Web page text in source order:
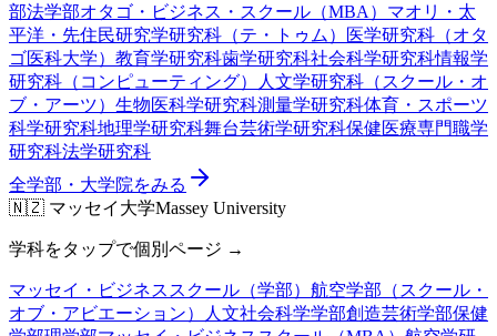
部法学部オタゴ・ビジネス・スクール（MBA） マオリ・太
平洋・先住民研究学研究科（テ・トゥム）
医学研究科（オタ
ゴ医科大学） 教育学研究科歯学研究科社会科学研究科情報学
研究科（コンピューティング）
人文学研究科（スクール・オ
ブ・アーツ） 生物医科学研究科測量学研究科体育・スポーツ
科学研究科地理学研究科舞台芸術学研究科保健医療専門職学
研究科法学研究科
全学部・大学院をみる
🇳🇿 マッセイ大学Massey University
学科をタップで個別ページ →
マッセイ・ビジネススクール（学部） 航空学部（スクール・
オブ・アビエーション）
人文社会科学学部創造芸術学部保健